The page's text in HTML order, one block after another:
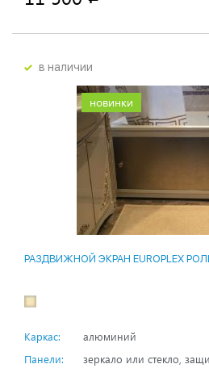
в наличии
новинки
РАЗДВИЖНОЙ ЭКРАН EUROPLEX
Каркас:
алюминий
Панели:
зеркало или стекло,